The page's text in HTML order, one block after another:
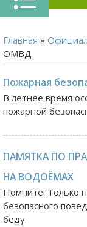
Главная »
ОМВД
Пожарная
В летнее время
пожарной
ПАМЯТКА ПО
НА ВОДОЁМАХ
Помните! Только
безопасного
беду.